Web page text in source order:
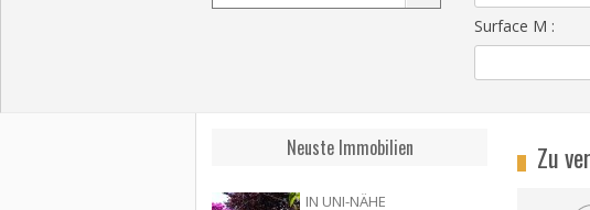
Surface M :
Zu
Neuste Immobilien
IN UNI-NÄHE